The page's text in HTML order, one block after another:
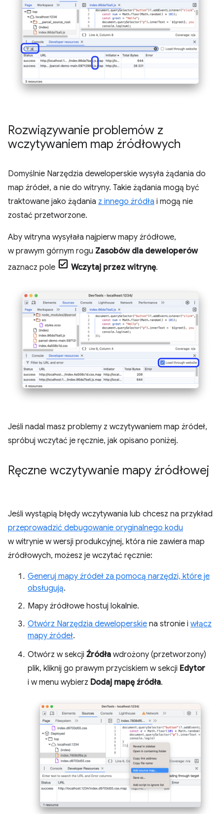
Rozwiązywanie problemów z
wczytywaniem map źródłowych
Domyślnie Narzędzia deweloperskie wysyła żądania do
map źródeł, a nie do witryny. Takie żądania mogą być
traktowane jako żądania z innego źródła i mogą nie
zostać przetworzone.
Aby witryna wysyłała najpierw mapy źródłowe,
w prawym górnym rogu Zasobów dla deweloperów
zaznacz pole
Wczytaj przez witrynę.
Jeśli nadal masz problemy z wczytywaniem map źródeł,
spróbuj wczytać je ręcznie, jak opisano poniżej.
Ręczne wczytywanie mapy źródłowej
Jeśli wystąpią błędy wczytywania lub chcesz na przykład
przeprowadzić debugowanie oryginalnego kodu
w witrynie w wersji produkcyjnej, która nie zawiera map
źródłowych, możesz je wczytać ręcznie:
Generuj mapy źródeł za pomocą narzędzi, które je
obsługują.
Mapy źródłowe hostuj lokalnie.
Otwórz Narzędzia deweloperskie na stronie i włącz
mapy źródeł.
Otwórz w sekcji Źródła wdrożony (przetworzony)
plik, kliknij go prawym przyciskiem w sekcji Edytor
i w menu wybierz Dodaj mapę źródła.